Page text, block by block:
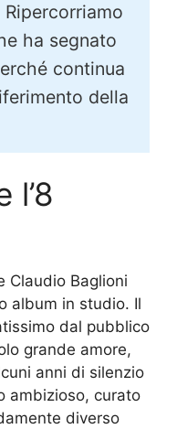
ha segnato
continua
della
l’8
Claudio Baglioni
album in studio. Il
dal pubblico
grande amore,
anni di silenzio
ambizioso, curato
diverso